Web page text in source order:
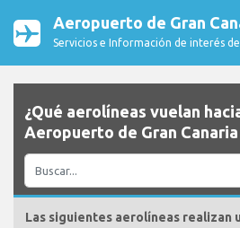
Aeropuerto de Gran
Servicios e Información de interés
¿Qué aerolíneas vuelan
Aeropuerto de Gran Canaria
Las siguientes aerolíneas realizan